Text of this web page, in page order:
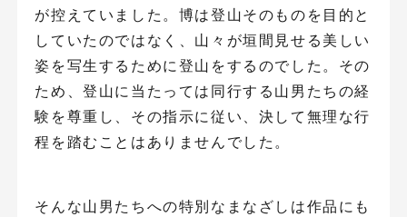
が控えていました。博は登山そのものを目的と
していたのではなく、山々が垣間見せる美しい
姿を写生するために登山をするのでした。その
ため、登山に当たっては同行する山男たちの経
験を尊重し、その指示に従い、決して無理な行
程を踏むことはありませんでした。
そんな山男たちへの特別なまなざしは作品にも